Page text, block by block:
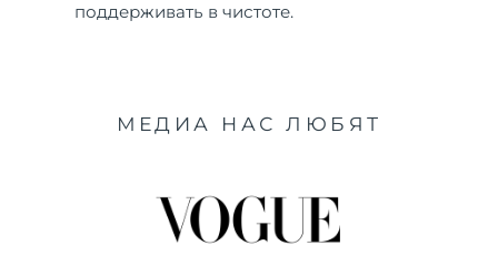
поддерживать в чистоте.
МЕДИА НАС ЛЮБЯТ